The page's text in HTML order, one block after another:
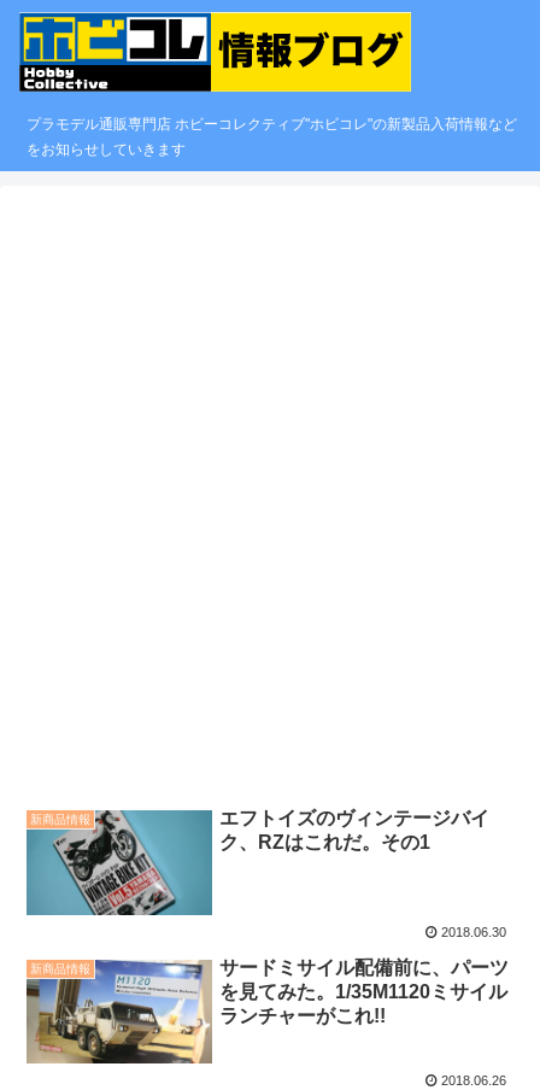
プラモデル通販専門店 ホビーコレクティブ"ホビコレ"の新製品入荷情報など
をお知らせしていきます
新商品情報
エフトイズのヴィンテージバイ
ク、RZはこれだ。その1
2018.06.30
新商品情報
サードミサイル配備前に、パーツ
を見てみた。1/35M1120ミサイル
ランチャーがこれ!!
2018.06.26